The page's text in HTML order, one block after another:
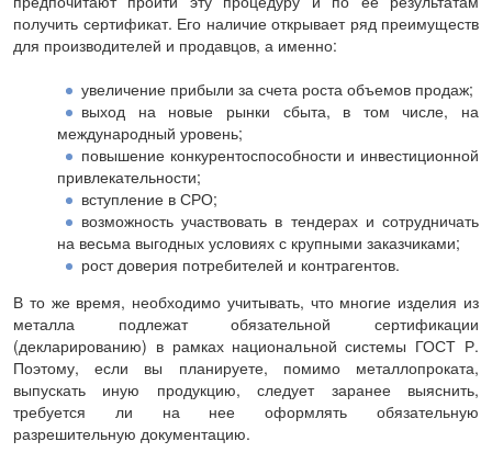
получить сертификат. Его наличие открывает ряд преимуществ
для производителей и продавцов, а именно:
увеличение прибыли за счета роста объемов продаж;
выход на новые рынки сбыта, в том числе, на
международный уровень;
повышение конкурентоспособности и инвестиционной
привлекательности;
вступление в СРО;
возможность участвовать в тендерах и сотрудничать
на весьма выгодных условиях с крупными заказчиками;
рост доверия потребителей и контрагентов.
В то же время, необходимо учитывать, что многие изделия из
металла подлежат обязательной сертификации
(декларированию) в рамках национальной системы ГОСТ Р.
Поэтому, если вы планируете, помимо металлопроката,
выпускать иную продукцию, следует заранее выяснить,
требуется ли на нее оформлять обязательную
разрешительную документацию.